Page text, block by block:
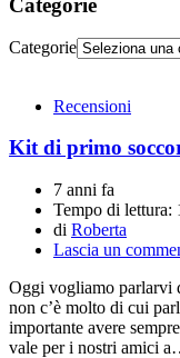
Categorie
Categorie
Recensioni
Kit di primo
7 anni fa
Tempo di lettura:
di Roberta
Lascia un
Oggi vogliamo parlarvi
non c’è molto di cui
importante avere
vale per i nostri amici